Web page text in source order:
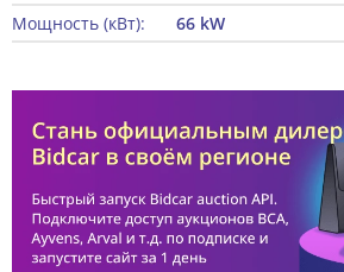
Мощность (кВт):
66 kW